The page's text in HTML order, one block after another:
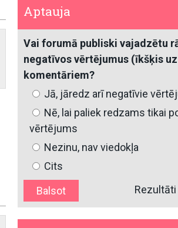
Aptauja
Vai forumā publiski vajadzētu
negatīvos vērtējumus (īkšķis
komentāriem?
Jā, jāredz arī negatīvie
Nē, lai paliek redzams tikai
vērtējums
Nezinu, nav viedokļa
Cits
Rezultāti